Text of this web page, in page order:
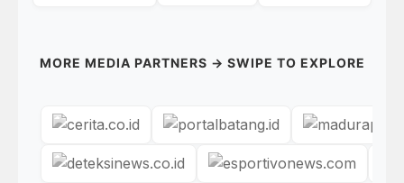
MORE MEDIA PARTNERS → SWIPE TO EXPLORE